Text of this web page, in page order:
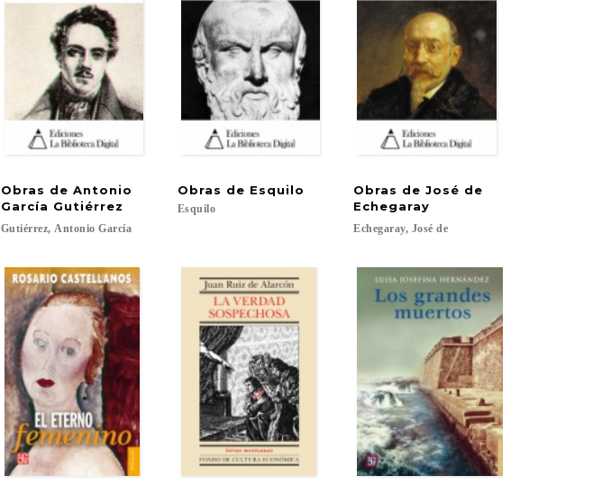
Obras de Antonio
García Gutiérrez
Gutiérrez, Antonio García
Obras de Esquilo
Esquilo
Obras de José de
Echegaray
Echegaray, José de